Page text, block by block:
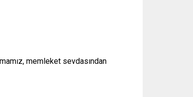
memleket sevdasından